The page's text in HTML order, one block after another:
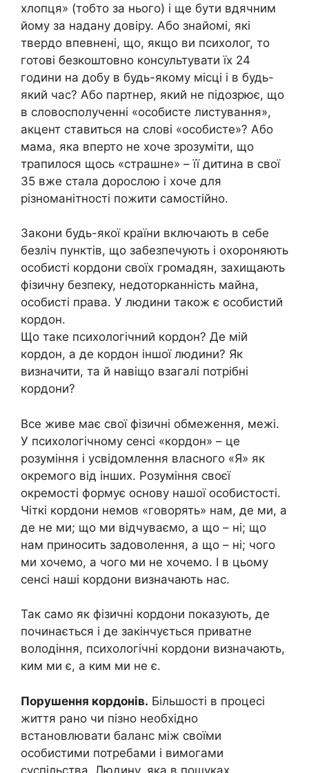
хлопця» (тобто за нього) і ще бути вдячним
йому за надану довіру. Або знайомі, які
твердо впевнені, що, якщо ви психолог, то
готові безкоштовно консультувати їх 24
години на добу в будь-якому місці і в будь-
який час? Або партнер, який не підозрює, що
в словосполученні «особисте листування»,
акцент ставиться на слові «особисте»? Або
мама, яка вперто не хоче зрозуміти, що
трапилося щось «страшне» – її дитина в свої
35 вже стала дорослою і хоче для
різноманітності пожити самостійно.
Закони будь-якої країни включають в себе
безліч пунктів, що забезпечують і охороняють
особисті кордони своїх громадян, захищають
фізичну безпеку, недоторканність майна,
особисті права. У людини також є особистий
кордон.
Що таке психологічний кордон? Де мій
кордон, а де кордон іншої людини? Як
визначити, та й навіщо взагалі потрібні
кордони?
Все живе має свої фізичні обмеження, межі.
У психологічному сенсі «кордон» – це
розуміння і усвідомлення власного «Я» як
окремого від інших. Розуміння своєї
окремості формує основу нашої особистості.
Чіткі кордони немов «говорять» нам, де ми, а
де не ми; що ми відчуваємо, а що – ні; що
нам приносить задоволення, а що – ні; чого
ми хочемо, а чого ми не хочемо. І в цьому
сенсі наші кордони визначають нас.
Так само як фізичні кордони показують, де
починається і де закінчується приватне
володіння, психологічні кордони визначають,
ким ми є, а ким ми не є.
Порушення кордонів. Більшості в процесі
життя рано чи пізно необхідно
встановлювати баланс між своїми
особистими потребами і вимогами
суспільства. Людину, яка в пошуках